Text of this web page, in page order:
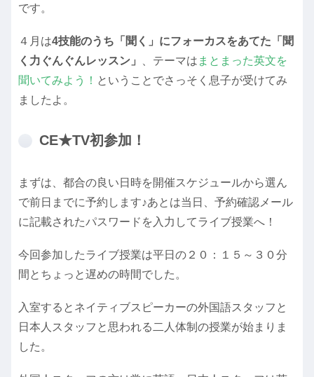
です。
４月は4技能のうち「聞く」にフォーカスをあてた「聞
く力ぐんぐんレッスン」
、テーマは まとまった英文を
聞いてみよう！ ということでさっそく息子が受けてみ
ましたよ。
CE★TV初参加！
まずは、都合の良い日時を開催スケジュールから選ん
で前日までに予約します♪あとは当日、予約確認メール
に記載されたパスワードを入力してライブ授業へ！
今回参加したライブ授業は平日の２０：１５～３０分
間とちょっと遅めの時間でした。
入室するとネイティブスピーカーの外国語スタッフと
日本人スタッフと思われる二人体制の授業が始まりま
した。